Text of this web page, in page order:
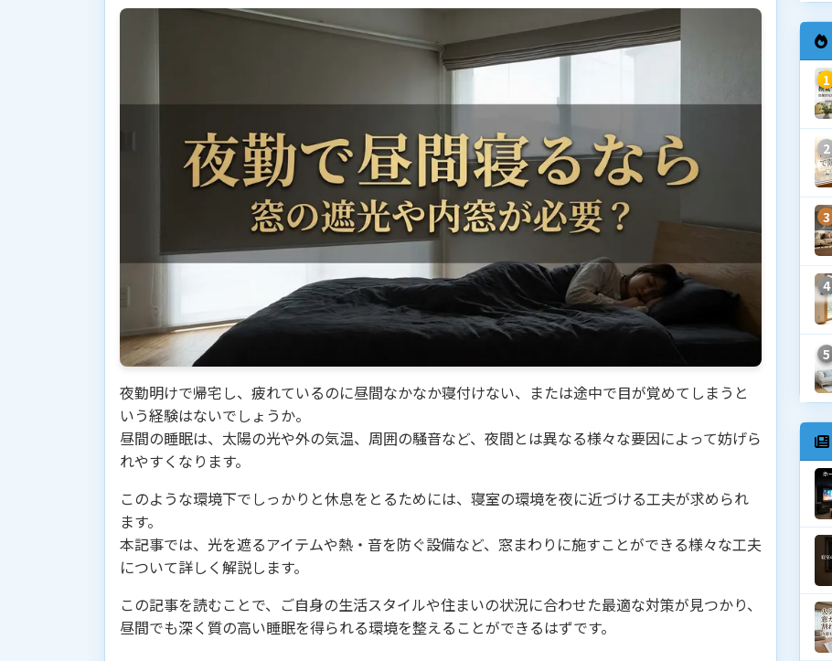
夜勤明けで帰宅し、疲れているのに昼間なかなか寝付けない、または途中で目が覚めてしまうと
いう経験はないでしょうか。
昼間の睡眠は、太陽の光や外の気温、周囲の騒音など、夜間とは異なる様々な要因によって妨げら
れやすくなります。
このような環境下でしっかりと休息をとるためには、寝室の環境を夜に近づける工夫が求められ
ます。
本記事では、光を遮るアイテムや熱・音を防ぐ設備など、窓まわりに施すことができる様々な工夫
について詳しく解説します。
この記事を読むことで、ご自身の生活スタイルや住まいの状況に合わせた最適な対策が見つかり、
昼間でも深く質の高い睡眠を得られる環境を整えることができるはずです。
1
2
3
4
5